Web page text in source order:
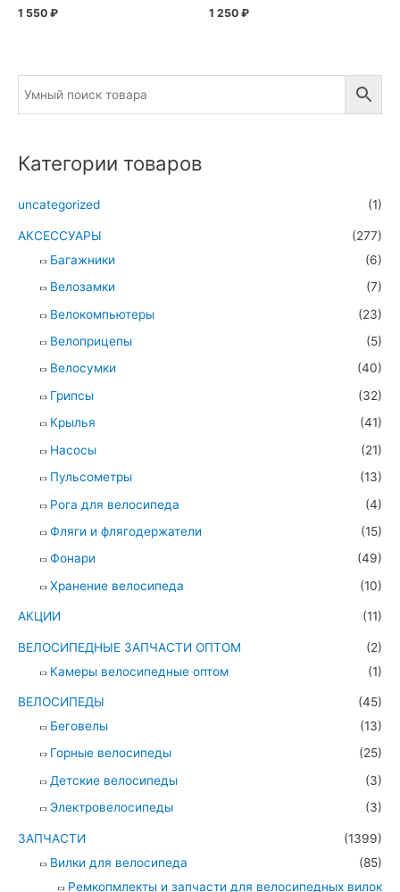
1 550 ₽ 1 250 ₽
Категории товаров
uncategorized (1)
АКСЕССУАРЫ
(277)
Багажники
(6)
Велозамки
(7)
Велокомпьютеры
(23)
Велоприцепы
(5)
Велосумки
(40)
Грипсы
(32)
Крылья
(41)
Насосы
(21)
Пульсометры
(13)
Рога для велосипеда
(4)
Фляги и флягодержатели
(15)
Фонари
(49)
Хранение велосипеда
(10)
АКЦИИ (11)
ВЕЛОСИПЕДНЫЕ ЗАПЧАСТИ ОПТОМ
(2)
Камеры велосипедные оптом
(1)
ВЕЛОСИПЕДЫ
(45)
Беговелы
(13)
Горные велосипеды
(25)
Детские велосипеды
(3)
Электровелосипеды
(3)
ЗАПЧАСТИ
(1399)
Вилки для велосипеда
(85)
Ремкопмлекты и запчасти для велосипедных вилок